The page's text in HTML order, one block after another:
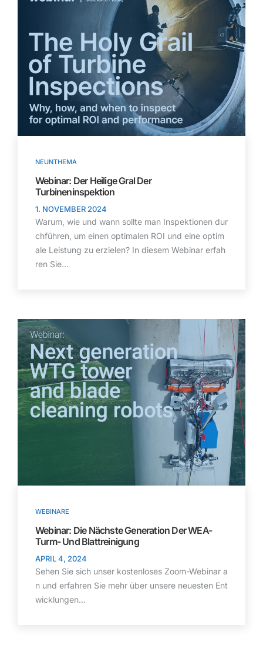
NEUNTHEMA
Webinar: Der Heilige Gral Der
Turbineninspektion
1. NOVEMBER 2024
Warum, wie und wann sollte man Inspektionen dur
chführen, um einen optimalen ROI und eine optim
ale Leistung zu erzielen? In diesem Webinar erfah
ren Sie...
WEBINARE
Webinar: Die Nächste Generation Der WEA-
Turm- Und Blattreinigung
APRIL 4, 2024
Sehen Sie sich unser kostenloses Zoom-Webinar a
n und erfahren Sie mehr über unsere neuesten Ent
wicklungen...